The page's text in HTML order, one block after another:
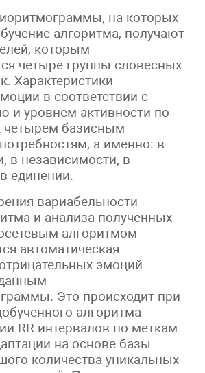
на которых
алгоритма, получают
которым
четыре группы словесных
Характеристики
в соответствии с
и уровнем активности по
базисным
а именно: в
в независимости, в
единении.
вариабельности
и анализа полученных
алгоритмом
автоматическая
эмоций
Это происходит при
алгоритма
RR интервалов по меткам
на основе базы
количества уникальных